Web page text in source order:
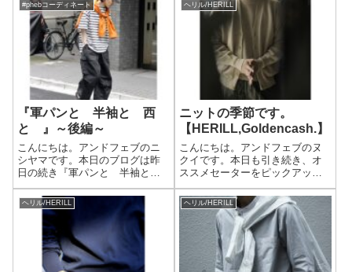
#phebコーディネート
『軍パンと 半袖と 西
と 』～後編～
こんにちは。アンドフェブのニ
シヤマです。本日のブログは昨
日の続き『軍パンと 半袖と
西と 』～前編～は是非上記の
リンクから！前編は意外と多く
の人に見てもらえているみたい
で、、、。たまにはこういうラ
フなブログもいいのかな?商品紹
介のブログだと...
ヘリル/HERILL
ニットの季節です。
【HERILL,Goldencash.】
こんにちは。アンドフェブのヌ
クイです。本日も引き続き、オ
ススメセーターをピックアッ
プ。HERILLの代名詞。ゴールデ
ンキャッシュカシミヤ。通常の
カシミヤの僅か0.1%ほどしか生
産されない、非常に希少な原
料。赤みを帯びた淡いベージュ
が特徴で、...
ヘリル/HERILL ヘリル/HERILL